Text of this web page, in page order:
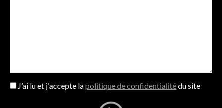
J’ai lu et j'accepte lapolitique de confidentialitédu site